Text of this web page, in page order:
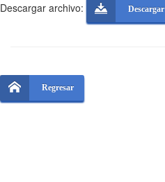
Descargar archivo: Descargar
Regresar